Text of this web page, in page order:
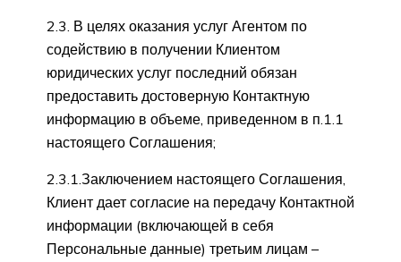
2.3. В целях оказания услуг Агентом по
содействию в получении Клиентом
юридических услуг последний обязан
предоставить достоверную Контактную
информацию в объеме, приведенном в п.1.1
настоящего Соглашения;
2.3.1.Заключением настоящего Соглашения,
Клиент дает согласие на передачу Контактной
информации (включающей в себя
Персональные данные) третьим лицам –